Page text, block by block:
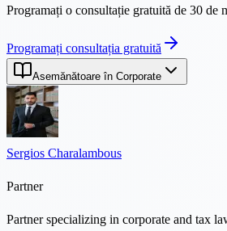
Programați o consultație gratuită de 30 de
Programați consultația gratuită
Asemănătoare în Corporate
Sergios Charalambous
Partner
Partner specializing in corporate and tax